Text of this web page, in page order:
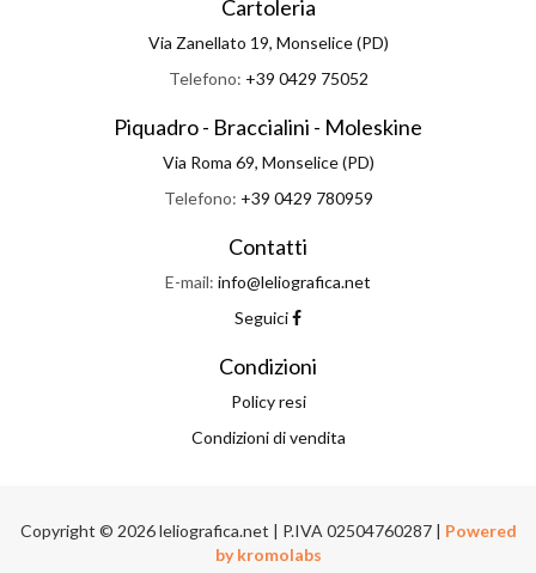
Cartoleria
Via Zanellato 19, Monselice (PD)
Telefono: +39 0429 75052
Piquadro - Braccialini - Moleskine
Via Roma 69, Monselice (PD)
Telefono: +39 0429 780959
Contatti
E-mail: info@leliografica.net
Seguici
Condizioni
Policy resi
Condizioni di vendita
Copyright © 2026 leliografica.net | P.IVA 02504760287 | Powered
by kromolabs